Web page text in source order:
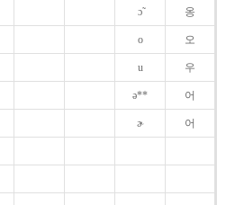
ɔ̃ 옹
o 오
u 우
ə** 어
ɚ 어